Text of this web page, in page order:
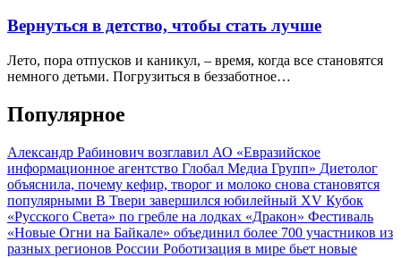
Вернуться в детство, чтобы стать лучше
Лето, пора отпусков и каникул, – время, когда все становятся
немного детьми. Погрузиться в беззаботное…
Популярное
Александр Рабинович возглавил АО «Евразийское
информационное агентство Глобал Медиа Групп» Диетолог
объяснила, почему кефир, творог и молоко снова становятся
популярными В Твери завершился юбилейный XV Кубок
«Русского Света» по гребле на лодках «Дракон» Фестиваль
«Новые Огни на Байкале» объединил более 700 участников из
разных регионов России Роботизация в мире бьет новые